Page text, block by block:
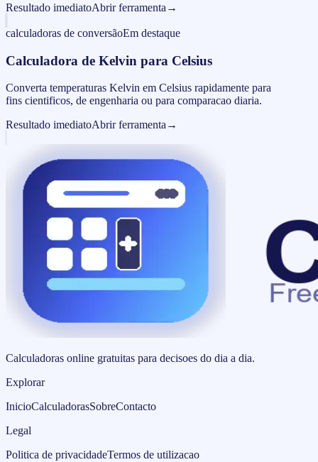
Resultado imediatoAbrir ferramenta →
calculadoras de conversãoEm destaque
Calculadora de Kelvin para Celsius
Converta temperaturas Kelvin em Celsius rapidamente para
fins cientificos, de engenharia ou para comparacao diaria.
Resultado imediatoAbrir ferramenta →
Calculadoras online gratuitas para decisoes do dia a dia.
Explorar
InicioCalculadorasSobreContacto
Legal
Politica de privacidadeTermos de utilizacao